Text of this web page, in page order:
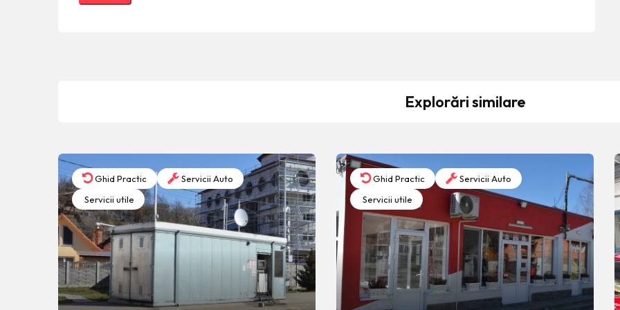
Explorări similare
Ghid Practic
Servicii Auto
Servicii utile
Ghid Practic
Servicii Auto
Servicii utile